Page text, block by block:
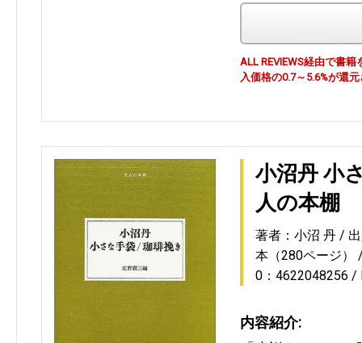
ALL REVIEWS経由で書
入価格の0.7～5.6%が還
小沼丹 小
人の本棚
著者：小沼 丹
本（280ページ）
0：4622048256
内容紹介: